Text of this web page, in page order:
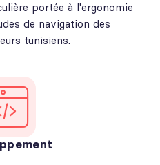
portée à l'ergonomie
de navigation des
tunisiens.